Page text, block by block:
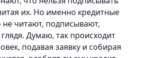
их. Но именно кредитные
не читают, подписывают,
Думаю, так происходит
подавая заявку и собирая